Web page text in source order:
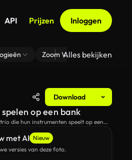
API Prijzen Inloggen
Zoom Virtuele
Alles bekijken
Download
met AI Nieuw
versies van deze foto.
op een bank
die hun instrumenten speelt op een